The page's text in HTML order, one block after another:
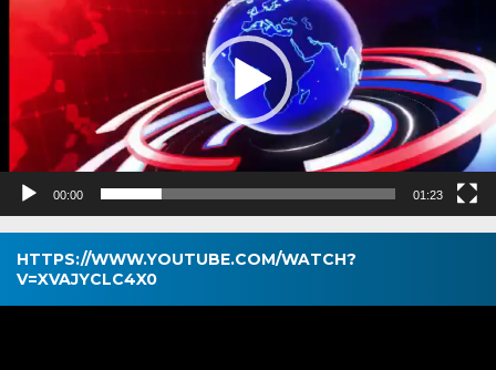
00:00 01:23
HTTPS://WWW.YOUTUBE.COM/WATCH?
V=XVAJYCLC4X0
Pemutar